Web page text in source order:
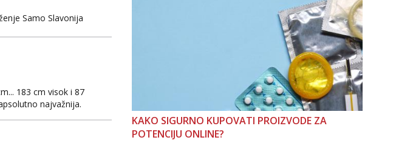
Samo Slavonija
183 cm visok i 87
najvažnija.
KAKO SIGURNO KUPOVATI PROIZVODE ZA
POTENCIJU ONLINE?